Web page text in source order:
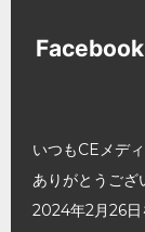
いつもCEメデ
ありがとうござ
2024年2月26日